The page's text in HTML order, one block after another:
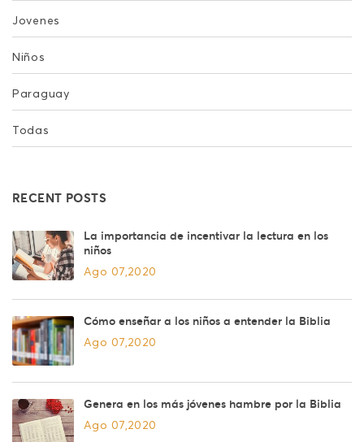
Jovenes
Niños
Paraguay
Todas
RECENT POSTS
La importancia de incentivar la lectura en los
niños
Ago 07,2020
Cómo enseñar a los niños a entender la Biblia
Ago 07,2020
Genera en los más jóvenes hambre por la Biblia
Ago 07,2020